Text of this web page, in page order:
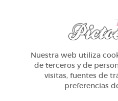
Nuestra web utiliza
de terceros y de
visitas, fuentes de
preferencias